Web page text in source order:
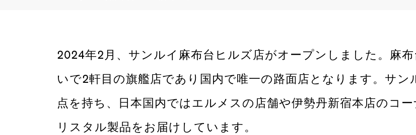
2024年2月、サンルイ麻布台ヒルズ店がオープンしました。麻
いで2軒目の旗艦店であり国内で唯一の路面店となります。サ
点を持ち、日本国内ではエルメスの店舗や伊勢丹新宿本店のコ
リスタル製品をお届けしています。